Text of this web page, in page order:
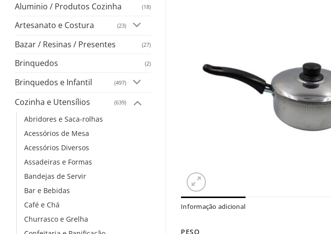
Aluminio / Produtos Cozinha (18)
Artesanato e Costura (23)
Bazar / Resinas / Presentes (27)
Brinquedos (2)
Brinquedos e Infantil (497)
Cozinha e Utensílios (639)
Abridores e Saca-rolhas
Acessórios de Mesa
Acessórios Diversos
Assadeiras e Formas
Bandejas de Servir
Bar e Bebidas
Café e Chá
Churrasco e Grelha
Informação adicional
PESO